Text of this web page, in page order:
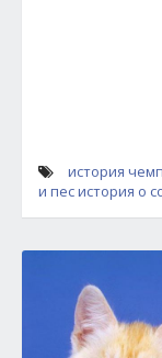
история
и песистория о